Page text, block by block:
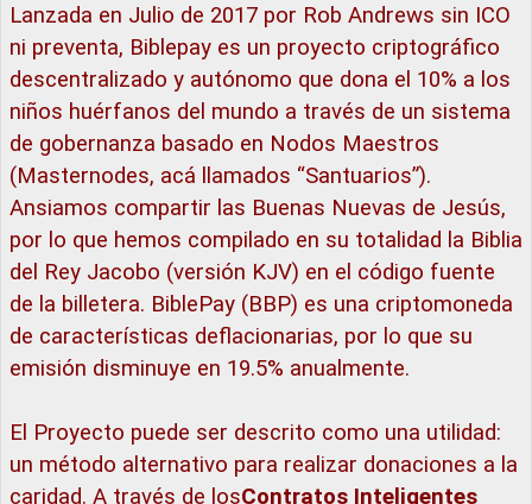
Lanzada en Julio de 2017 por Rob Andrews sin ICO
ni preventa, Biblepay es un proyecto criptográfico
descentralizado y autónomo que dona el 10% a los
niños huérfanos del mundo a través de un sistema
de gobernanza basado en Nodos Maestros
(Masternodes, acá llamados “Santuarios”).
Ansiamos compartir las Buenas Nuevas de Jesús,
por lo que hemos compilado en su totalidad la Biblia
del Rey Jacobo (versión KJV) en el código fuente
de la billetera. BiblePay (BBP) es una criptomoneda
de características deflacionarias, por lo que su
emisión disminuye en 19.5% anualmente.
El Proyecto puede ser descrito como una utilidad:
un método alternativo para realizar donaciones a la
caridad. A través de losContratos Inteligentes